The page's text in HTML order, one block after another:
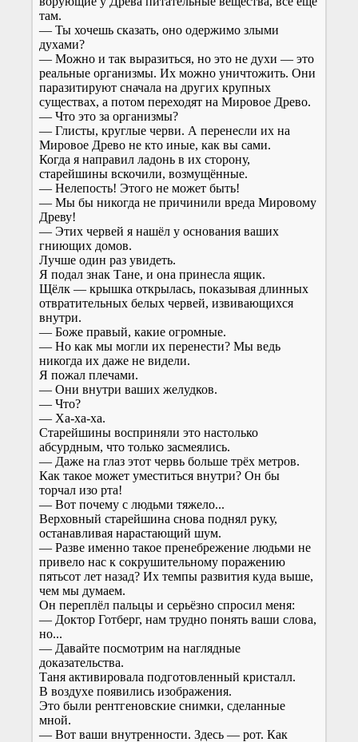
там.
— Ты хочешь сказать, оно одержимо злыми
духами?
— Можно и так выразиться, но это не духи — это
реальные организмы. Их можно уничтожить. Они
паразитируют сначала на других крупных
существах, а потом переходят на Мировое Древо.
— Что это за организмы?
— Глисты, круглые черви. А перенесли их на
Мировое Древо не кто иные, как вы сами.
Когда я направил ладонь в их сторону,
старейшины вскочили, возмущённые.
— Нелепость! Этого не может быть!
— Мы бы никогда не причинили вреда Мировому
Древу!
— Этих червей я нашёл у основания ваших
гниющих домов.
Лучше один раз увидеть.
Я подал знак Тане, и она принесла ящик.
Щёлк — крышка открылась, показывая длинных
отвратительных белых червей, извивающихся
внутри.
— Боже правый, какие огромные.
— Но как мы могли их перенести? Мы ведь
никогда их даже не видели.
Я пожал плечами.
— Они внутри ваших желудков.
— Что?
— Ха-ха-ха.
Старейшины восприняли это настолько
абсурдным, что только засмеялись.
— Даже на глаз этот червь больше трёх метров.
Как такое может уместиться внутри? Он бы
торчал изо рта!
— Вот почему с людьми тяжело...
Верховный старейшина снова поднял руку,
останавливая нарастающий шум.
— Разве именно такое пренебрежение людьми не
привело нас к сокрушительному поражению
пятьсот лет назад? Их темпы развития куда выше,
чем мы думаем.
Он переплёл пальцы и серьёзно спросил меня:
— Доктор Готберг, нам трудно понять ваши слова,
но...
— Давайте посмотрим на наглядные
доказательства.
Таня активировала подготовленный кристалл.
В воздухе появились изображения.
Это были рентгеновские снимки, сделанные
мной.
— Вот ваши внутренности. Здесь — рот. Как